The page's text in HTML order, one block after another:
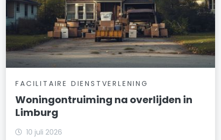
FACILITAIRE DIENSTVERLENING
Woningontruiming na overlijden in
Limburg
10 juli 2026